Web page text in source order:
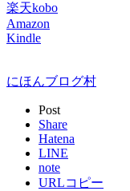
楽天kobo
Amazon
Kindle
にほんブログ村
Post
Share
Hatena
LINE
note
URLコピー